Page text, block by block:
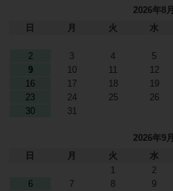
2026年8月
日
月 火 水
2
3 4 5
9
10 11 12
16
17 18 19
23
24 25 26
30
31
2026年9月
日
月 火 水
1
2
6
7 8 9